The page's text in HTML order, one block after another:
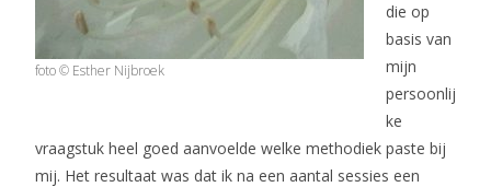
foto © Esther Nijbroek
die op
basis van
mijn
persoonlij
ke
vraagstuk heel goed aanvoelde welke methodiek paste bij
mij. Het resultaat was dat ik na een aantal sessies een